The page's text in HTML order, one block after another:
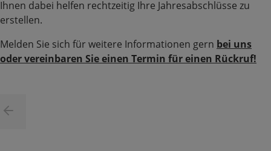
Ihnen dabei helfen rechtzeitig Ihre Jahresabschlüsse zu
erstellen.
Melden Sie sich für weitere Informationen gern bei uns
oder vereinbaren Sie einen Termin für einen Rückruf!